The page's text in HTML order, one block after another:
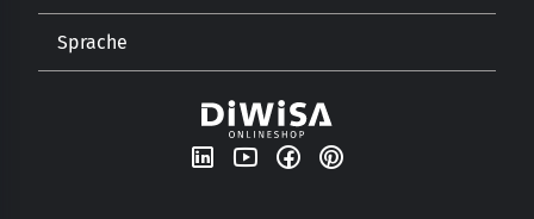
Newsletter
Unsere Geschichte
Sprache